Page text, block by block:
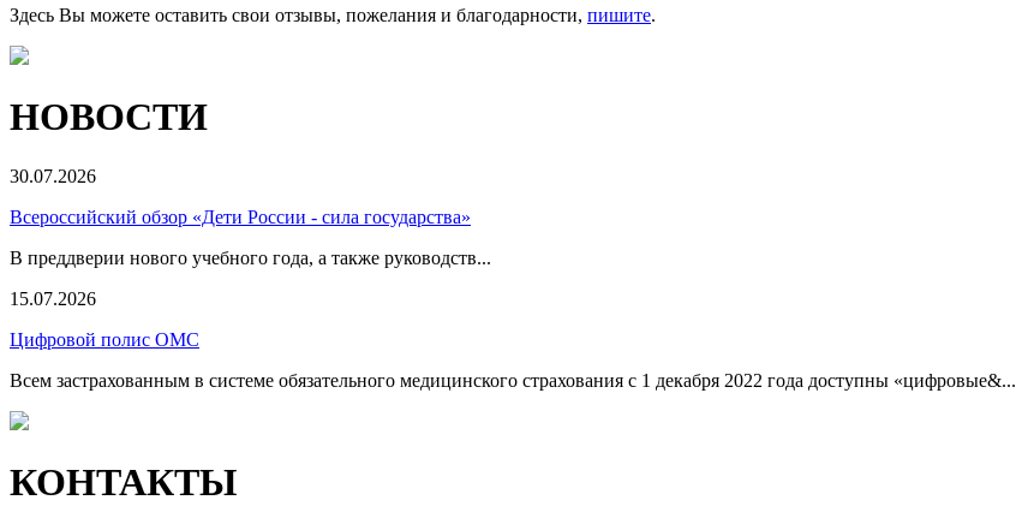
Здесь Вы можете оставить свои отзывы, пожелания и благодарности, пишите.
НОВОСТИ
30.07.2026
Всероссийский обзор «Дети России - сила государства»
В преддверии нового учебного года, а также руководств...
15.07.2026
Цифровой полис ОМС
Всем застрахованным в системе обязательного медицинского страхования с 1 декабря 2022 года доступны «цифровые&...
КОНТАКТЫ